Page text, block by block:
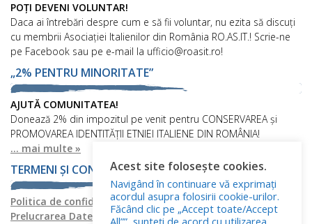
POȚI DEVENI VOLUNTAR!
Daca ai întrebări despre cum e să fii voluntar, nu ezita să discuți
cu membrii Asociației Italienilor din România RO.AS.IT.! Scrie-ne
pe Facebook sau pe e-mail la ufficio@roasit.ro!
„2% PENTRU MINORITATE”
AJUTĂ COMUNITATEA!
Donează 2% din impozitul pe venit pentru CONSERVAREA și
PROMOVAREA IDENTITĂȚII ETNIEI ITALIENE DIN ROMÂNIA!
... mai multe »
TERMENI ȘI CONDIȚII
Politica de confidențialitatePolitica privind fișierele cookies
Prelucrarea Datelor cu Caracter Personal
Acest site folosește cookies.
Navigând în continuare vă exprimați
acordul asupra folosirii cookie-urilor.
Făcând clic pe „Accept toate/Accept
All””, sunteți de acord cu utilizarea